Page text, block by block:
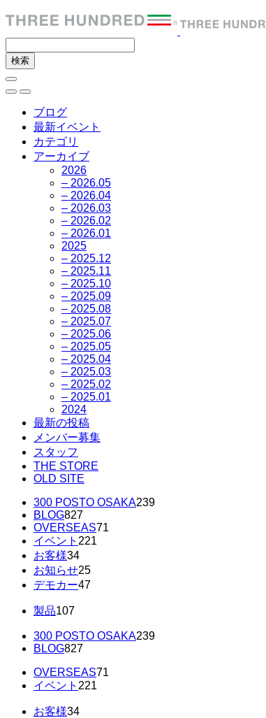
ブログ
最新イベント
カテゴリ
アーカイブ
2026
– 2026.05
– 2026.04
– 2026.03
– 2026.02
– 2026.01
2025
– 2025.12
– 2025.11
– 2025.10
– 2025.09
– 2025.08
– 2025.07
– 2025.06
– 2025.05
– 2025.04
– 2025.03
– 2025.02
– 2025.01
2024
最新の投稿
メンバー募集
スタッフ
THE STORE
OLD SITE
300 POSTO OSAKA239
BLOG827
OVERSEAS71
イベント 221
お客様34
お知らせ25
デモカー47
製品107
300 POSTO OSAKA239
BLOG827
OVERSEAS71
イベント 221
お客様34